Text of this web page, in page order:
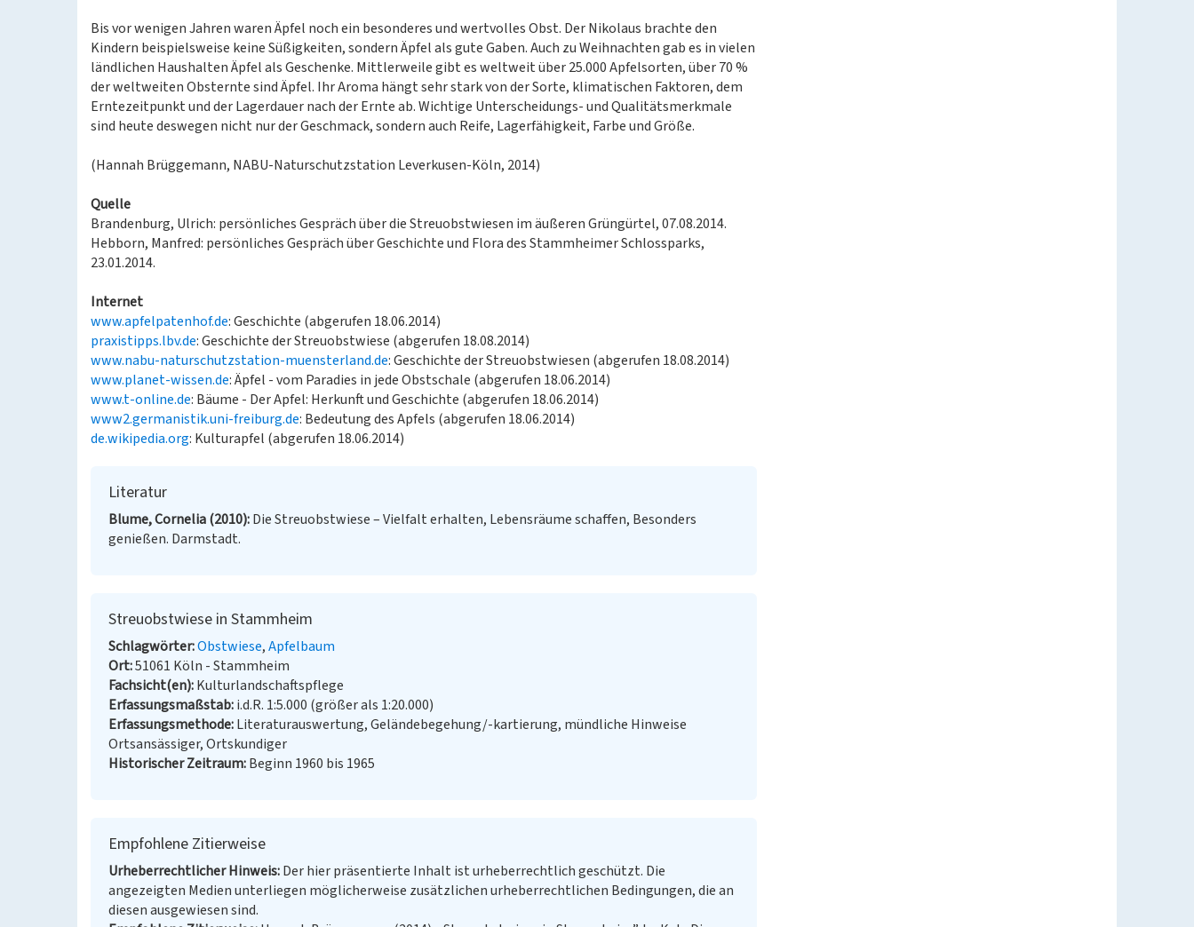
Bis vor wenigen Jahren waren Äpfel noch ein besonderes und wertvolles Obst. Der Nikolaus brachte den
Kindern beispielsweise keine Süßigkeiten, sondern Äpfel als gute Gaben. Auch zu Weihnachten gab es in vielen
ländlichen Haushalten Äpfel als Geschenke. Mittlerweile gibt es weltweit über 25.000 Apfelsorten, über 70 %
der weltweiten Obsternte sind Äpfel. Ihr Aroma hängt sehr stark von der Sorte, klimatischen Faktoren, dem
Erntezeitpunkt und der Lagerdauer nach der Ernte ab. Wichtige Unterscheidungs- und Qualitätsmerkmale
sind heute deswegen nicht nur der Geschmack, sondern auch Reife, Lagerfähigkeit, Farbe und Größe.
(Hannah Brüggemann, NABU-Naturschutzstation Leverkusen-Köln, 2014)
Quelle
Brandenburg, Ulrich: persönliches Gespräch über die Streuobstwiesen im äußeren Grüngürtel, 07.08.2014.
Hebborn, Manfred: persönliches Gespräch über Geschichte und Flora des Stammheimer Schlossparks,
23.01.2014.
Internet
www.apfelpatenhof.de: Geschichte (abgerufen 18.06.2014)
praxistipps.lbv.de: Geschichte der Streuobstwiese (abgerufen 18.08.2014)
www.nabu-naturschutzstation-muensterland.de: Geschichte der Streuobstwiesen (abgerufen 18.08.2014)
www.planet-wissen.de: Äpfel - vom Paradies in jede Obstschale (abgerufen 18.06.2014)
www.t-online.de: Bäume - Der Apfel: Herkunft und Geschichte (abgerufen 18.06.2014)
www2.germanistik.uni-freiburg.de: Bedeutung des Apfels (abgerufen 18.06.2014)
de.wikipedia.org: Kulturapfel (abgerufen 18.06.2014)
Literatur
Blume, Cornelia (2010) Die Streuobstwiese – Vielfalt erhalten, Lebensräume schaffen, Besonders
genießen. Darmstadt.
Streuobstwiese in Stammheim
Schlagwörter Obstwiese Apfelbaum
Ort 51061 Köln - Stammheim
Fachsicht(en) Kulturlandschaftspflege
Erfassungsmaßstab i.d.R. 1:5.000 (größer als 1:20.000)
Erfassungsmethode Literaturauswertung, Geländebegehung/-kartierung, mündliche Hinweise
Ortsansässiger, Ortskundiger
Historischer Zeitraum Beginn 1960 bis 1965
Empfohlene Zitierweise
Urheberrechtlicher Hinweis Der hier präsentierte Inhalt ist urheberrechtlich geschützt. Die
angezeigten Medien unterliegen möglicherweise zusätzlichen urheberrechtlichen Bedingungen, die an
diesen ausgewiesen sind.